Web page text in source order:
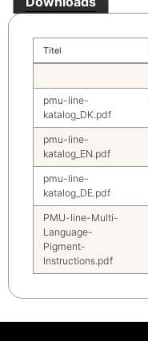
Titel
pmu-line-
katalog_DK.pdf
pmu-line-
katalog_EN.pdf
pmu-line-
katalog_DE.pdf
PMU-line-Multi-
Language-
Pigment-
Instructions.pdf